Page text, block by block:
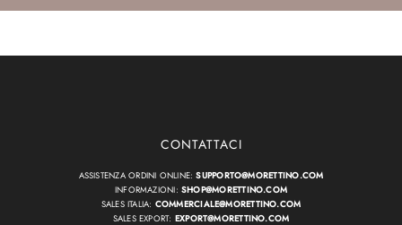
CONTATTACI
ASSISTENZA ORDINI ONLINE:SUPPORTO@MORETTINO.COM
INFORMAZIONI:SHOP@MORETTINO.COM
SALES ITALIA: COMMERCIALE@MORETTINO.COM
SALES EXPORT: EXPORT@MORETTINO.COM